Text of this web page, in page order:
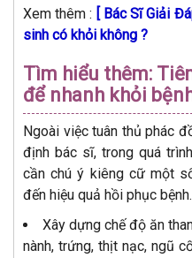
Xem thêm :
[ Bác Sĩ Giải
sinh có khỏi không ?
Tìm hiểu thêm:
để nhanh khỏi
Ngoài việc tuân thủ phác
định bác sĩ, trong quá
cần chú ý kiêng cữ một
đến hiệu quả hồi phục bệnh.
Xây dựng chế độ ăn
nành, trứng, thịt nạc, ngũ